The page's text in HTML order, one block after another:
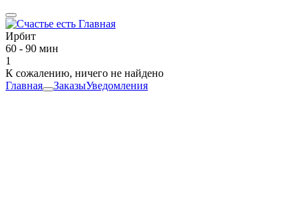
Ирбит
60 - 90 мин
1
К сожалению, ничего не найдено
Главная
ЗаказыУведомления